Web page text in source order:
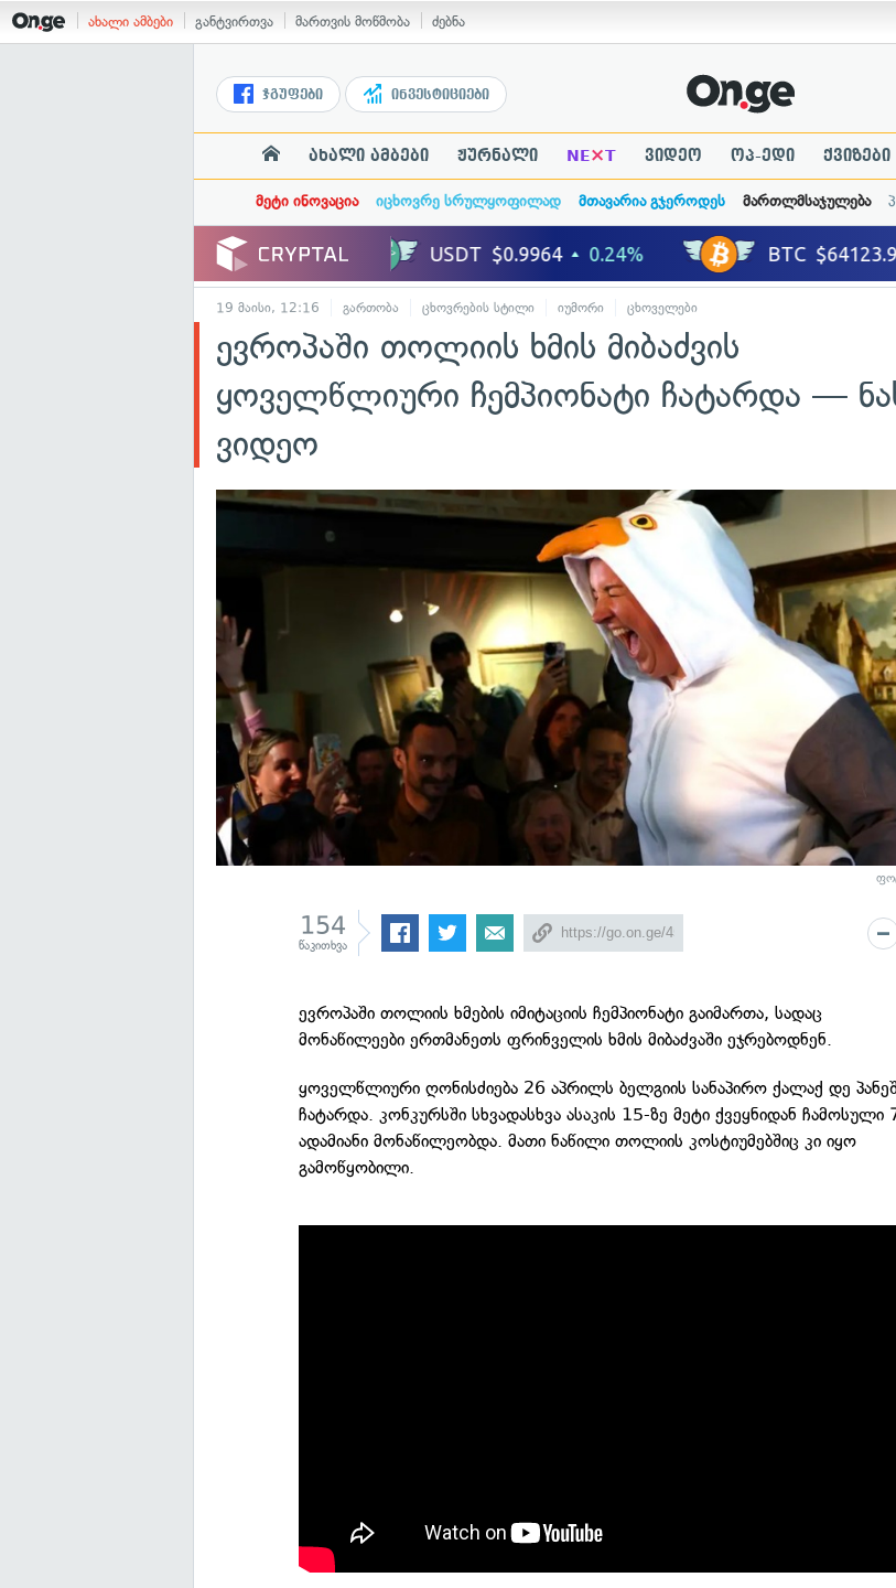
ახალი ამბები განტვირთვა მართვის მოწმობა ძებნა
ჯგუფები ინვესტიციები
ახალი ამბები ჟურნალი NE×T ვიდეო ოპ-ედი ქვიზები
მეტი ინოვაცია იცხოვრე სრულყოფილად მთავარია გჯეროდეს მართლმსაჯულება
19 მაისი, 12:16 გართობა ცხოვრების სტილი იუმორი ცხოველები
ევროპაში თოლიის ხმის მიბაძვის
ყოველწლიური ჩემპიონატი ჩატარდა —
ვიდეო
154
წაკითხვა
ევროპაში თოლიის ხმების იმიტაციის ჩემპიონატი გაიმართა, სადაც
მონაწილეები ერთმანეთს ფრინველის ხმის მიბაძვაში ეჯრებოდნენ.
ყოველწლიური ღონისძიება 26 აპრილს ბელგიის სანაპირო ქალაქ დე
ჩატარდა. კონკურსში სხვადასხვა ასაკის 15-ზე მეტი ქვეყნიდან ჩამოსული
ადამიანი მონაწილეობდა. მათი ნაწილი თოლიის კოსტიუმებშიც კი იყო
გამოწყობილი.